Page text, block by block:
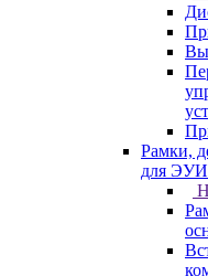
Рамки,
для ЭУИ